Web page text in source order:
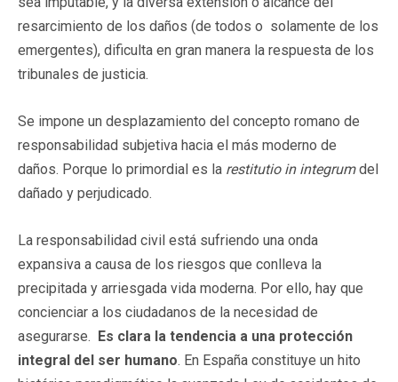
resarcimiento de los daños (de todos o solamente de los
emergentes), dificulta en gran manera la respuesta de los
tribunales de justicia.
Se impone un desplazamiento del concepto romano de
responsabilidad subjetiva hacia el más moderno de
daños. Porque lo primordial es la restitutio in integrumdel
dañado y perjudicado.
La responsabilidad civil está sufriendo una onda
expansiva a causa de los riesgos que conlleva la
precipitada y arriesgada vida moderna. Por ello, hay que
concienciar a los ciudadanos de la necesidad de
asegurarse. Es clara la tendencia a una protección
integral del ser humano. En España constituye un hito